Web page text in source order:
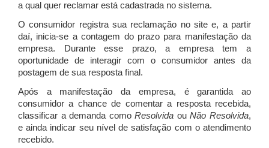
a qual quer reclamar está cadastrada no sistema.
O consumidor registra sua reclamação no site e, a partir
daí, inicia-se a contagem do prazo para manifestação da
empresa. Durante esse prazo, a empresa tem a
oportunidade de interagir com o consumidor antes da
postagem de sua resposta final.
Após a manifestação da empresa, é garantida ao
consumidor a chance de comentar a resposta recebida,
classificar a demanda comoResolvida ouNão Resolvida,
e ainda indicar seu nível de satisfação com o atendimento
recebido.